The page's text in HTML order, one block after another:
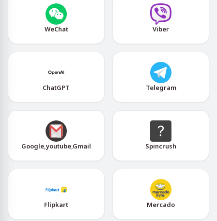
WeChat Viber
ChatGPT Telegram
Google,youtube,Gmail Spincrush
Flipkart Mercado